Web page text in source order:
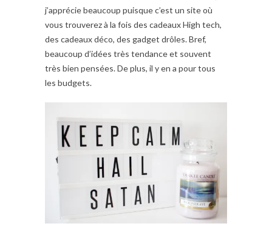
j’apprécie beaucoup puisque c’est un site où
vous trouverez à la fois des cadeaux High tech,
des cadeaux déco, des gadget drôles. Bref,
beaucoup d’idées très tendance et souvent
très bien pensées. De plus, il y en a pour tous
les budgets.